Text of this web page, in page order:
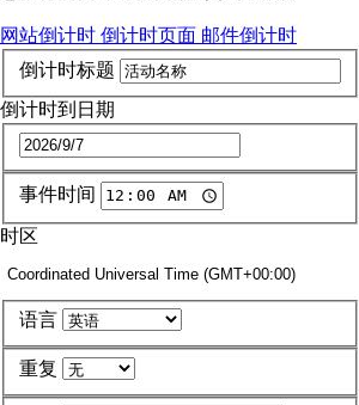
网站倒计时 倒计时页面 邮件倒计时
倒计时标题
倒计时到日期
事件时间
时区
Coordinated Universal Time (GMT+00:00)
语言
重复